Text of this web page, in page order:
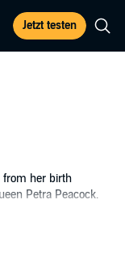
Jetzt testen
from her birth
Petra Peacock.
Scarlet was